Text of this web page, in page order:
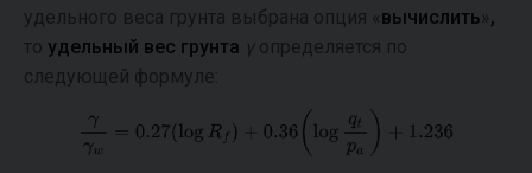
удельного веса грунта выбрана опция « вычислить»,
то удельный вес грунта γопределяется по
следующей формуле: